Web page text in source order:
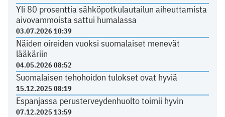
Yli 80 prosenttia sähköpotkulautailun aiheuttamista
aivovammoista sattui humalassa
03.07.2026 10:39
Näiden oireiden vuoksi suomalaiset menevät
lääkäriin
04.05.2026 08:52
Suomalaisen tehohoidon tulokset ovat hyviä
15.12.2025 08:19
Espanjassa perusterveydenhuolto toimii hyvin
07.12.2025 13:59